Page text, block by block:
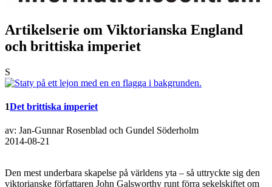
Artikelserie om Viktorianska England
och brittiska imperiet
S
1Det brittiska imperiet
av: Jan-Gunnar Rosenblad och Gundel Söderholm
2014-08-21
Den mest underbara skapelse på världens yta – så uttryckte sig den
viktorianske författaren John Galsworthy runt förra sekelskiftet om